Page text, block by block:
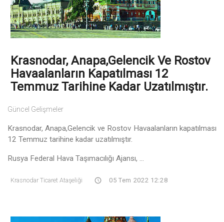
Krasnodar, Anapa,Gelencik Ve Rostov
Havaalanların Kapatılması 12
Temmuz Tarihine Kadar Uzatılmıştır.
Güncel Gelişmeler
Krasnodar, Anapa,Gelencik ve Rostov Havaalanların kapatılması
12 Temmuz tarihine kadar uzatılmıştır.
Rusya Federal Hava Taşımacılığı Ajansı, ...
Krasnodar Ticaret Ataşeliği 05 Tem 2022 12:28